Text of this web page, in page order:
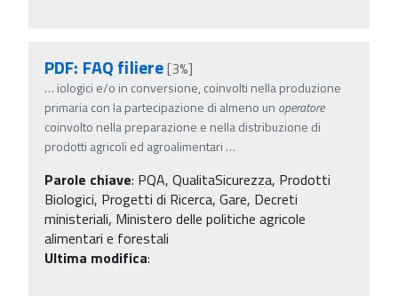
PDF: FAQ filiere[3%]
… iologici e/o in conversione, coinvolti nella produzione
primaria con la partecipazione di almeno un operatore
coinvolto nella preparazione e nella distribuzione di
prodotti agricoli ed agroalimentari …
Parole chiave: PQA, QualitaSicurezza, Prodotti
Biologici, Progetti di Ricerca, Gare, Decreti
ministeriali, Ministero delle politiche agricole
alimentari e forestali
Ultima modifica: